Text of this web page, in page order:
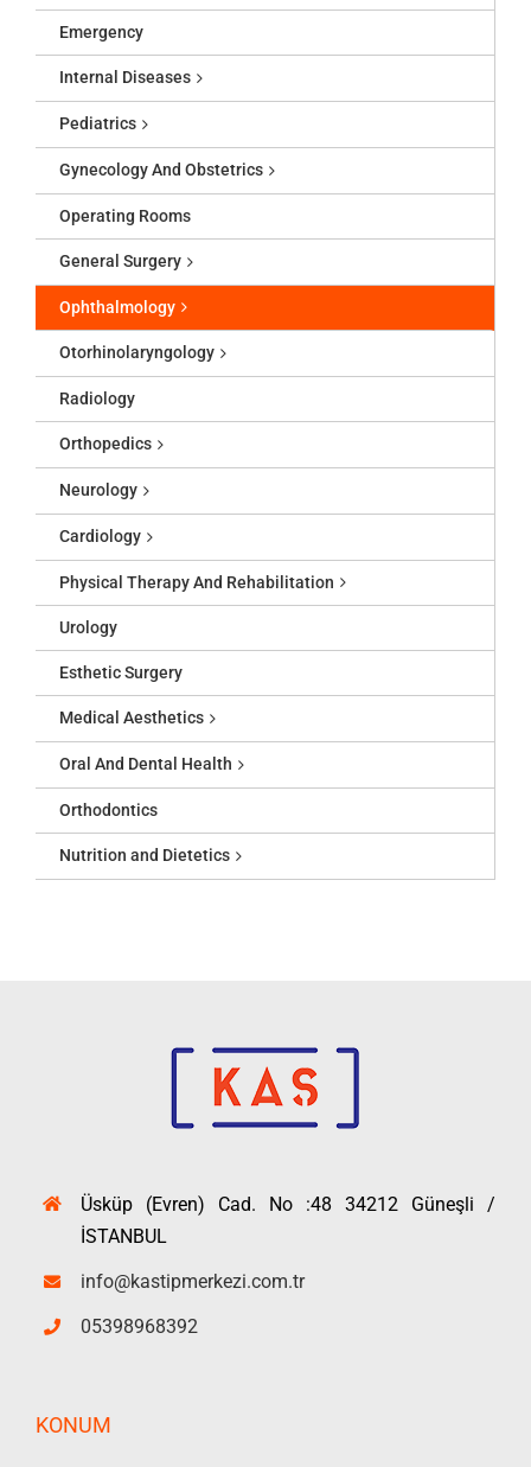
Emergency
Internal Diseases
Pediatrics
Gynecology And Obstetrics
Operating Rooms
General Surgery
Ophthalmology
Otorhinolaryngology
Radiology
Orthopedics
Neurology
Cardiology
Physical Therapy And Rehabilitation
Urology
Esthetic Surgery
Medical Aesthetics
Oral And Dental Health
Orthodontics
Nutrition and Dietetics
Üsküp (Evren) Cad. No :48 34212 Güneşli /
İSTANBUL
info@kastipmerkezi.com.tr
05398968392
KONUM